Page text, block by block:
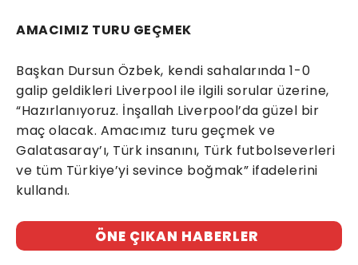
AMACIMIZ TURU GEÇMEK
Başkan Dursun Özbek, kendi sahalarında 1-0
galip geldikleri Liverpool ile ilgili sorular üzerine,
“Hazırlanıyoruz. İnşallah Liverpool’da güzel bir
maç olacak. Amacımız turu geçmek ve
Galatasaray’ı, Türk insanını, Türk futbolseverleri
ve tüm Türkiye’yi sevince boğmak” ifadelerini
kullandı.
ÖNE ÇIKAN HABERLER